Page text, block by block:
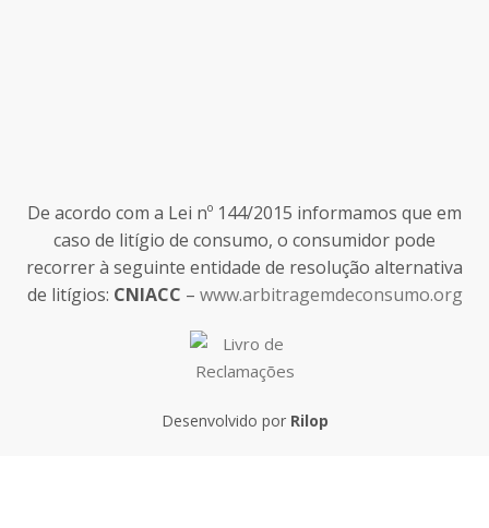
De acordo com a Lei nº 144/2015 informamos que em
caso de litígio de consumo, o consumidor pode
recorrer à seguinte entidade de resolução alternativa
de litígios: CNIACC – www.arbitragemdeconsumo.org
Desenvolvido por Rilop